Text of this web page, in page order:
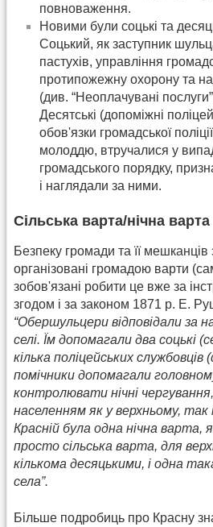
повноваження.
Новими були соцькі та
Соцький, як заступник
пастухів, управління
протипожежну охорону та
(див. “Неоплачувані
Десятські (допоміжні
обов'язки громадської
молоддю, втручалися у
громадського порядку,
і наглядали за ними.
Сільська варта/нічна варта
Безпеку громади та її
організовані громадою варти
зобов'язані робити це вже за
згодом і за законом 1871 р. Е.
“Обершульцери відповідали за
селі. Їм допомагали два соцькі
кілька поліцейських службовців
помічники допомагали
контролювати нічні
населенням як у верхньому, так
Красній була одна нічна варта,
просто сільська варта, для
кількома десяцькими, і одна
села”.
Більше подробиць про Красну